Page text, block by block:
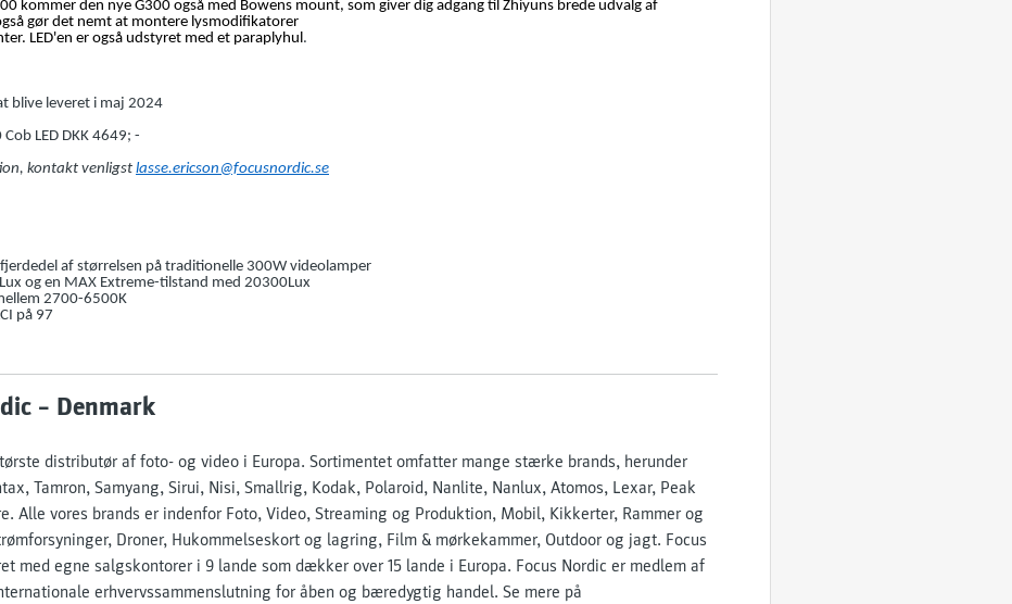
kommer den nye G300 også med Bowens mount, som giver dig adgang til Zhiyuns brede udvalg af
gør det nemt at montere lysmodifikatorer
LED'en er også udstyret med et paraplyhul.
blive leveret i maj 2024
LED DKK 4649; -
kontakt venligstlasse.ericson@focusnordic.se
af størrelsen på traditionelle 300W videolamper
og en MAX Extreme-tilstand med 20300Lux
2700-6500K
på 97
– Denmark
distributør af foto- og video i Europa. Sortimentet omfatter mange stærke brands, herunder
Tamron, Samyang, Sirui, Nisi, Smallrig, Kodak, Polaroid, Nanlite, Nanlux, Atomos, Lexar, Peak
Alle vores brands er indenfor Foto, Video, Streaming og Produktion, Mobil, Kikkerter, Rammer og
Droner, Hukommelseskort og lagring, Film & mørkekammer, Outdoor og jagt. Focus
med egne salgskontorer i 9 lande som dækker over 15 lande i Europa. Focus Nordic er medlem af
erhvervssammenslutning for åben og bæredygtig handel. Se mere på